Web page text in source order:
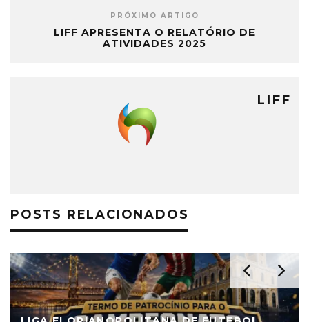
PRÓXIMO ARTIGO
LIFF APRESENTA O RELATÓRIO DE
ATIVIDADES 2025
LIFF
POSTS RELACIONADOS